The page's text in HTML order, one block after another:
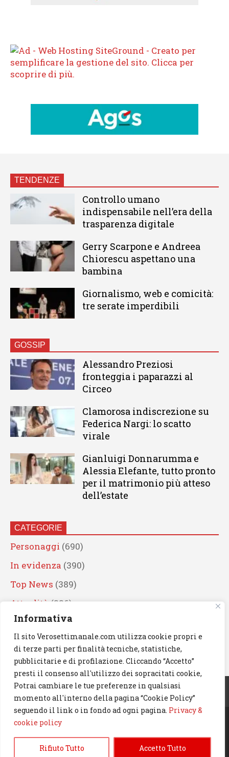
Informativa
Il sito Verosettimanale.com utilizza cookie propri e
di terze parti per finalità tecniche, statistiche,
pubblicitarie e di profilazione. Cliccando “Accetto”
presti il consenso all'utilizzo dei sopracitati cookie,
Potrai cambiare le tue preferenze in qualsiasi
momento all'interno della pagina “Cookie Policy”
seguendo il link o in fondo ad ogni pagina. Privacy &
cookie policy
Rifiuto Tutto Accetto Tutto
TENDENZE
Controllo umano
indispensabile nell’era della
trasparenza digitale
Gerry Scarpone e Andreea
Chiorescu aspettano una
bambina
Giornalismo, web e comicità:
tre serate imperdibili
GOSSIP
Alessandro Preziosi
fronteggia i paparazzi al
Circeo
Clamorosa indiscrezione su
Federica Nargi: lo scatto
virale
Gianluigi Donnarumma e
Alessia Elefante, tutto pronto
per il matrimonio più atteso
dell’estate
CATEGORIE
Personaggi (690)
In evidenza (390)
Top News (389)
Attualità (336)
Eventi(330)
Artisti (241)
News(239)
Cerca
© 2023 Verosettimanale.com. All rights reserved.